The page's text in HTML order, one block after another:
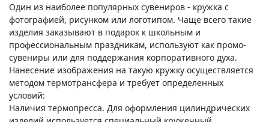
Один из наиболее популярных сувениров - кружка с
фотографией, рисунком или логотипом. Чаще всего такие
изделия заказывают в подарок к школьным и
профессиональным праздникам, используют как промо-
сувениры или для поддержания корпоративного духа.
Нанесение изображения на такую кружку осуществляется
методом термотрансфера и требует определенных
условий:
Наличия термопресса. Для оформления цилиндрических